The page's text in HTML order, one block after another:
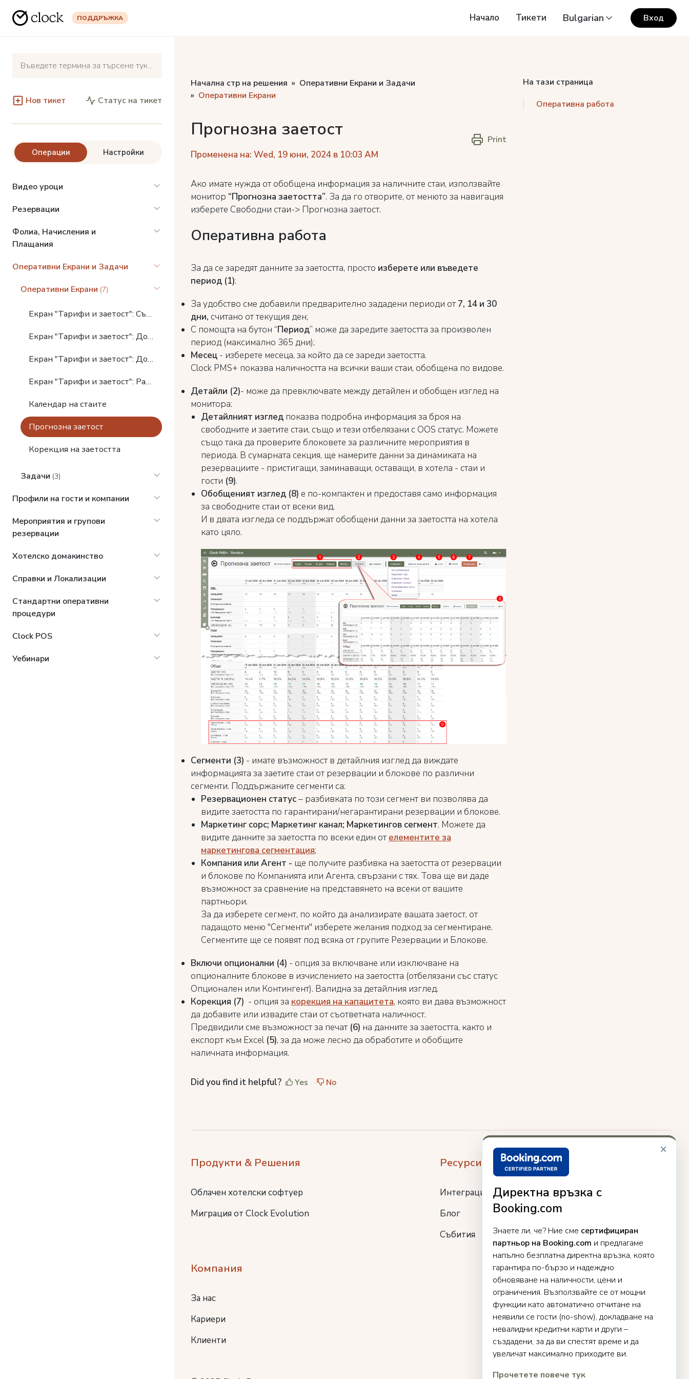
ПОДДРЪЖКА Начало Тикети Bulgarian Вход
×
Директна връзка с
Booking.com
Знаете ли, че? Ние сме сертифициран
партньор на Booking.com и предлагаме
напълно безплатна директна връзка, която
гарантира по-бързо и надеждно
обновяване на наличности, цени и
ограничения. Възползвайте се от мощни
функции като автоматично отчитане на
неявили се гости (no-show), докладване на
невалидни кредитни карти и други –
създадени, за да ви спестят време и да
увеличат максимално приходите ви.
Прочетете повече тук
Нов тикет Статус на тикет
Операции Настройки
Видео уроци
Резервации
Фолиа, Начисления и
Плащания
Оперативни Екрани и Задачи
Оперативни Екрани (7)
Eкран "Тарифи и заетост": Създаване на резервации
Екран "Тарифи и заетост": Допълнителни настройки на резервациите в кошницата
Екран "Тарифи и заетост": Допълнителни услуги
Екран "Тарифи и заетост": Разширени възможности
Календар на стаите
Прогнозна заетост
Корекция на заетостта
Задачи (3)
Профили на гости и компании
Мероприятия и групови
резервации
Хотелско домакинство
Справки и Локализации
Стандартни оперативни
процедури
Clock POS
Уебинари
Начална стр на решения
Оперативни Екрани и Задачи
Оперативни Екрани
Прогнозна заетост
Променена на: Wed, 19 юни, 2024 в 10:03 AM
Print
Ако имате нужда от обобщена информация за наличните стаи, използвайте
монитор “Прогнозна заетостта”. За да го отворите, от менюто за навигация
изберете Свободни стаи-> Прогнозна заетост.
Оперативна работа
За да се заредят данните за заетостта, просто изберете или въведете
период (1):
За удобство сме добавили предварително зададени периоди от 7, 14 и 30
дни, считано от текущия ден;
С помощта на бутон “Период” може да заредите заетостта за произволен
период (максимално 365 дни);
Месец - изберете месеца, за който да се зареди заетостта.
Clock PMS+ показва наличността на всички ваши стаи, обобщена по видове.
Детайли (2)- може да превключвате между детайлен и обобщен изглед на
монитора:
Детайлният изглед показва подробна информация за броя на
свободните и заетите стаи, също и тези отбелязани с OOS статус. Можете
също така да проверите блоковете за различните мероприятия в
периода. В сумарната секция, ще намерите данни за динамиката на
резервациите - пристигащи, заминаващи, оставащи, в хотела - стаи и
гости (9).
Обобщеният изглед (8) е по-компактен и предоставя само информация
за свободните стаи от всеки вид.
И в двата изгледа се поддържат обобщени данни за заетостта на хотела
като цяло.
Сегменти (3) - имате възможност в детайлния изглед да виждате
информацията за заетите стаи от резервации и блокове по различни
сегменти. Поддържаните сегменти са:
Резервационен статус– разбивката по този сегмент ви позволява да
видите заетостта по гарантирани/негарантирани резервации и блокове.
Маркетинг сорс; Маркетинг канал; Маркетингов сегмент. Можете да
видите данните за заетостта по всеки един от елементите за
маркетингова сегментация;
Компания или Агент - ще получите разбивка на заетостта от резервации
и блокове по Компанията или Агента, свързани с тях. Това ще ви даде
възможност за сравнение на представянето на всеки от вашите
партньори.
За да изберете сегмент, по който да анализирате вашата заетост, от
падащото меню "Сегменти" изберете желания подход за сегментиране.
Сегментите ще се появят под всяка от групите Резервации и Блокове.
Включи опционални (4) - опция за включване или изключване на
опционалните блокове в изчислението на заетостта (отбелязани със статус
Опционален или Контингент). Валидна за детайлния изглед.
Корекция (7) - опция за корекция на капацитета, която ви дава възможност
да добавите или извадите стаи от съответната наличност.
Предвидили сме възможност за печат (6) на данните за заетостта, както и
експорт към Excel (5), за да може лесно да обработите и обобщите
наличната информация.
Did you find it helpful? Yes No
На тази страница
Оперативна работа
Продукти & Решения
Облачен хотелски софтуер
Миграция от Clock Evolution
Ресурси
Интеграции
Блог
Събития
Компания
За нас
Кариери
Клиенти